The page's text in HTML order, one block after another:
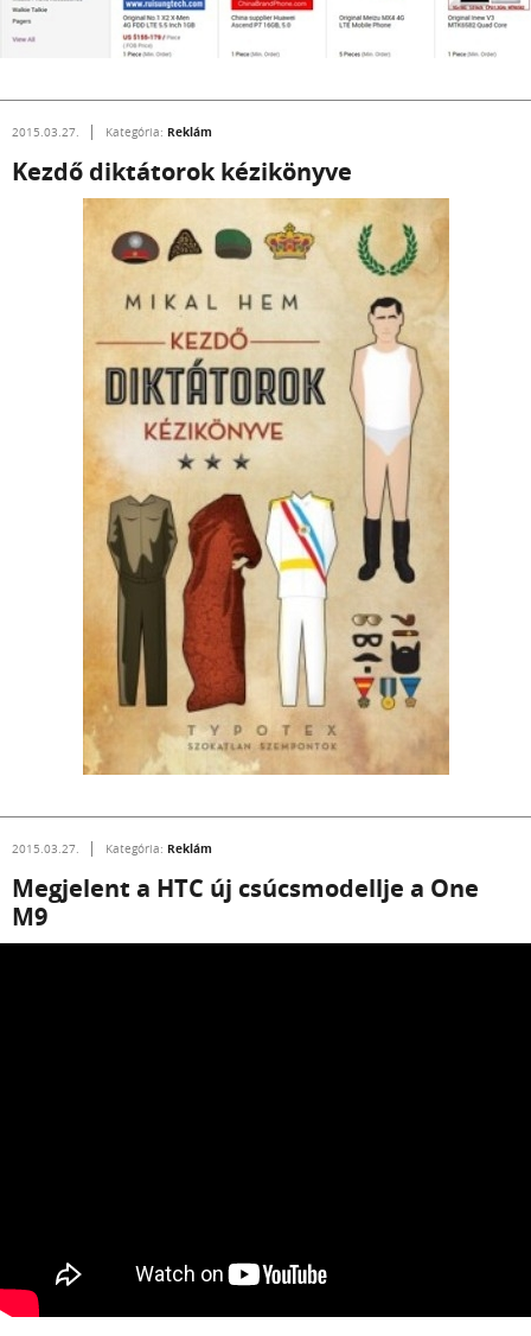
2015.03.27. Kategória: Reklám
Kezdő diktátorok kézikönyve
2015.03.27. Kategória: Reklám
Megjelent a HTC új csúcsmodellje a One
M9